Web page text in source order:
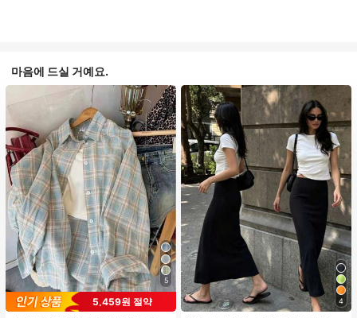
마음에 드실 거예요.
5
5,459원 절약
4